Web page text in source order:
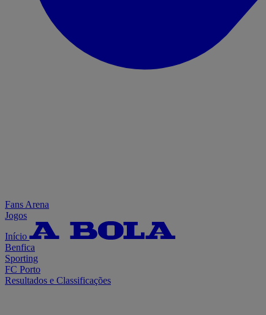
Fans Arena
Jogos
Início
Benfica
Sporting
FC Porto
Resultados e Classificações